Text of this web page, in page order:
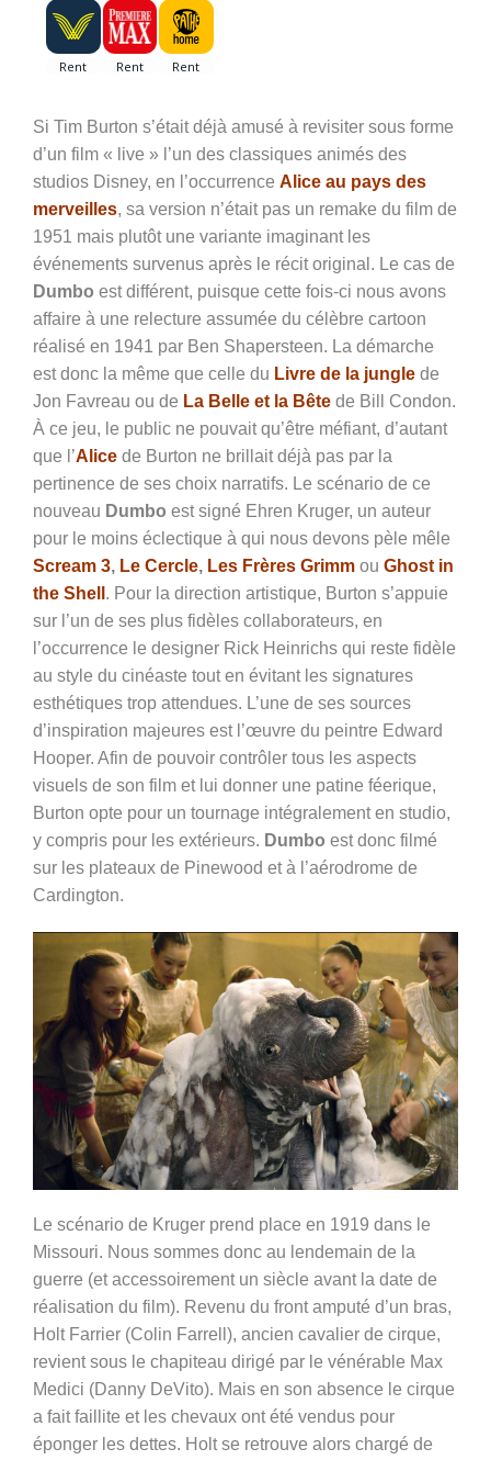
Si Tim Burton s’était déjà amusé à revisiter sous forme
d’un film « live » l’un des classiques animés des
studios Disney, en l’occurrence Alice au pays des
merveilles, sa version n’était pas un remake du film de
1951 mais plutôt une variante imaginant les
événements survenus après le récit original. Le cas de
Dumbo est différent, puisque cette fois-ci nous avons
affaire à une relecture assumée du célèbre cartoon
réalisé en 1941 par Ben Shapersteen. La démarche
est donc la même que celle du Livre de la jungle de
Jon Favreau ou de La Belle et la Bête de Bill Condon.
À ce jeu, le public ne pouvait qu’être méfiant, d’autant
que l’Alice de Burton ne brillait déjà pas par la
pertinence de ses choix narratifs. Le scénario de ce
nouveau Dumbo est signé Ehren Kruger, un auteur
pour le moins éclectique à qui nous devons pèle mêle
Scream 3, Le Cercle, Les Frères Grimm ou Ghost in
the Shell . Pour la direction artistique, Burton s’appuie
sur l’un de ses plus fidèles collaborateurs, en
l’occurrence le designer Rick Heinrichs qui reste fidèle
au style du cinéaste tout en évitant les signatures
esthétiques trop attendues. L’une de ses sources
d’inspiration majeures est l’œuvre du peintre Edward
Hooper. Afin de pouvoir contrôler tous les aspects
visuels de son film et lui donner une patine féerique,
Burton opte pour un tournage intégralement en studio,
y compris pour les extérieurs. Dumbo est donc filmé
sur les plateaux de Pinewood et à l’aérodrome de
Cardington.
Le scénario de Kruger prend place en 1919 dans le
Missouri. Nous sommes donc au lendemain de la
guerre (et accessoirement un siècle avant la date de
réalisation du film). Revenu du front amputé d’un bras,
Holt Farrier (Colin Farrell), ancien cavalier de cirque,
revient sous le chapiteau dirigé par le vénérable Max
Medici (Danny DeVito). Mais en son absence le cirque
a fait faillite et les chevaux ont été vendus pour
éponger les dettes. Holt se retrouve alors chargé de